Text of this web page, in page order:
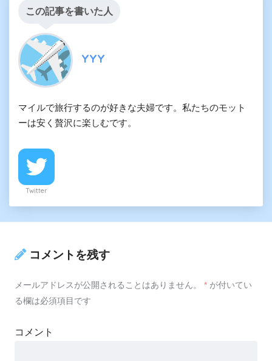
この記事を書いた人
YYY
マイルで旅行するのが好きな夫婦です。私たちのモット
ーは安く贅沢に楽しむです。
Twitter
コメントを残す
メールアドレスが公開されることはありません。 * が付いてい
る欄は必須項目です
コメント